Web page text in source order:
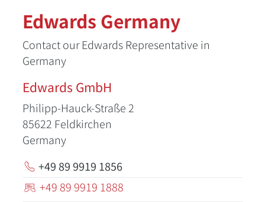
Edwards Germany
Contact our Edwards Representative in
Germany
Edwards GmbH
Philipp-Hauck-Straße 2
85622 Feldkirchen
Germany
+49 89 9919 1856
+49 89 9919 1888